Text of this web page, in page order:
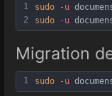
1
2
sudo -u
sudo
-u
Migration
1 sudo -u